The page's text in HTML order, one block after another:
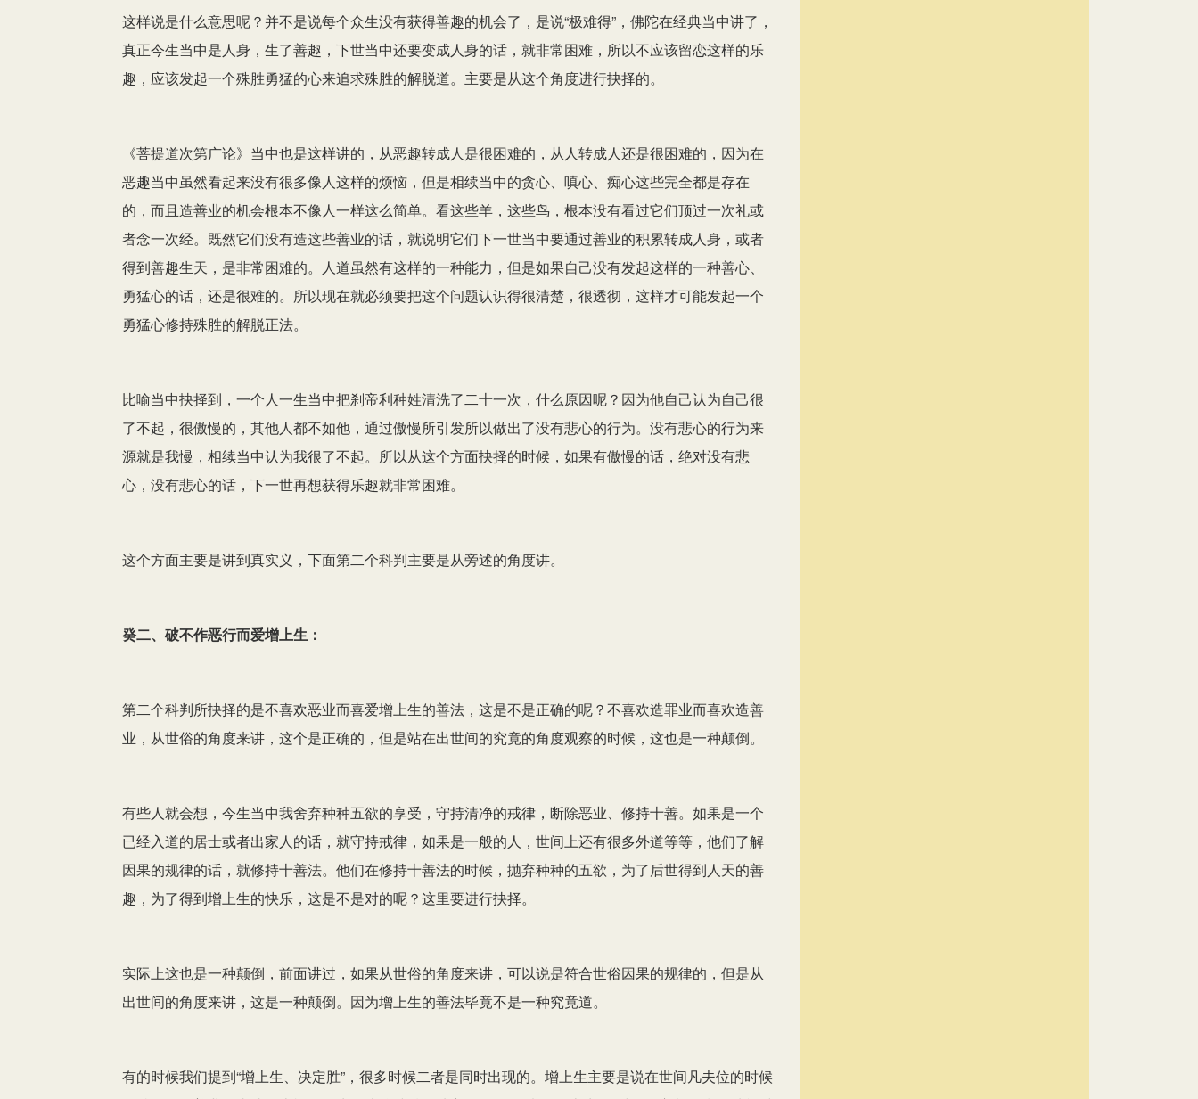
这样说是什么意思呢？并不是说每个众生没有获得善趣的机会了，是说“极难得”，佛陀在经典当中讲了，
真正今生当中是人身，生了善趣，下世当中还要变成人身的话，就非常困难，所以不应该留恋这样的乐
趣，应该发起一个殊胜勇猛的心来追求殊胜的解脱道。主要是从这个角度进行抉择的。
《菩提道次第广论》当中也是这样讲的，从恶趣转成人是很困难的，从人转成人还是很困难的，因为在
恶趣当中虽然看起来没有很多像人这样的烦恼，但是相续当中的贪心、嗔心、痴心这些完全都是存在
的，而且造善业的机会根本不像人一样这么简单。看这些羊，这些鸟，根本没有看过它们顶过一次礼或
者念一次经。既然它们没有造这些善业的话，就说明它们下一世当中要通过善业的积累转成人身，或者
得到善趣生天，是非常困难的。人道虽然有这样的一种能力，但是如果自己没有发起这样的一种善心、
勇猛心的话，还是很难的。所以现在就必须要把这个问题认识得很清楚，很透彻，这样才可能发起一个
勇猛心修持殊胜的解脱正法。
比喻当中抉择到，一个人一生当中把刹帝利种姓清洗了二十一次，什么原因呢？因为他自己认为自己很
了不起，很傲慢的，其他人都不如他，通过傲慢所引发所以做出了没有悲心的行为。没有悲心的行为来
源就是我慢，相续当中认为我很了不起。所以从这个方面抉择的时候，如果有傲慢的话，绝对没有悲
心，没有悲心的话，下一世再想获得乐趣就非常困难。
这个方面主要是讲到真实义，下面第二个科判主要是从旁述的角度讲。
癸二、破不作恶行而爱增上生：
第二个科判所抉择的是不喜欢恶业而喜爱增上生的善法，这是不是正确的呢？不喜欢造罪业而喜欢造善
业，从世俗的角度来讲，这个是正确的，但是站在出世间的究竟的角度观察的时候，这也是一种颠倒。
有些人就会想，今生当中我舍弃种种五欲的享受，守持清净的戒律，断除恶业、修持十善。如果是一个
已经入道的居士或者出家人的话，就守持戒律，如果是一般的人，世间上还有很多外道等等，他们了解
因果的规律的话，就修持十善法。他们在修持十善法的时候，抛弃种种的五欲，为了后世得到人天的善
趣，为了得到增上生的快乐，这是不是对的呢？这里要进行抉择。
实际上这也是一种颠倒，前面讲过，如果从世俗的角度来讲，可以说是符合世俗因果的规律的，但是从
出世间的角度来讲，这是一种颠倒。因为增上生的善法毕竟不是一种究竟道。
有的时候我们提到“增上生、决定胜”，很多时候二者是同时出现的。增上生主要是说在世间凡夫位的时候